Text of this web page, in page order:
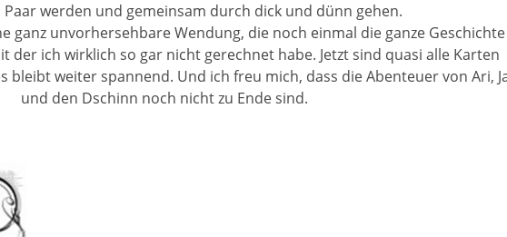
Paar werden und gemeinsam durch dick und dünn gehen.
ganz unvorhersehbare Wendung, die noch einmal die ganze Geschichte
der ich wirklich so gar nicht gerechnet habe. Jetzt sind quasi alle Karten
bleibt weiter spannend. Und ich freu mich, dass die Abenteuer von Ari,
und den Dschinn noch nicht zu Ende sind.